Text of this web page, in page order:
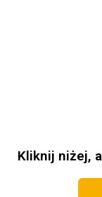
Kliknij niżej,